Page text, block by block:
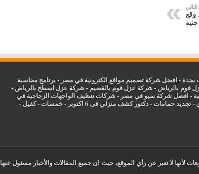
التالي
وقع
بجدة - افضل شركة تصميم مواقع الكترونية في مصر - برنامج محاسبة
فوم بالرياض -شركة عزل فوم بالقصيم -شركة عزل اسطح بالرياض -
- افضل شركة سيو في مصر -شركات تنظيف الواجهات الزجاجية في
-تجديد حمامات -دكتور كشف منزلي فى 6 اكتوبر -خمسات -كفيل -
لا تعبر عن رأي الموقع، حيث ان جميع المقالات والأخبار مسئول عنها